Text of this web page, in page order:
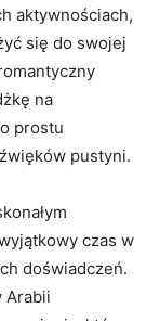
aktywnościach,
się‍ do swojej
na
prostu
pustyni.
czas w
doświadczeń.
⁢Arabii